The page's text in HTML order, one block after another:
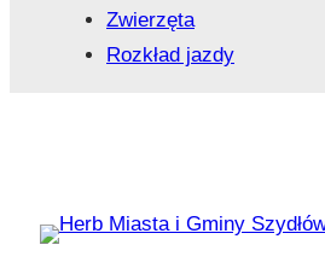
Zwierzęta
Rozkład jazdy